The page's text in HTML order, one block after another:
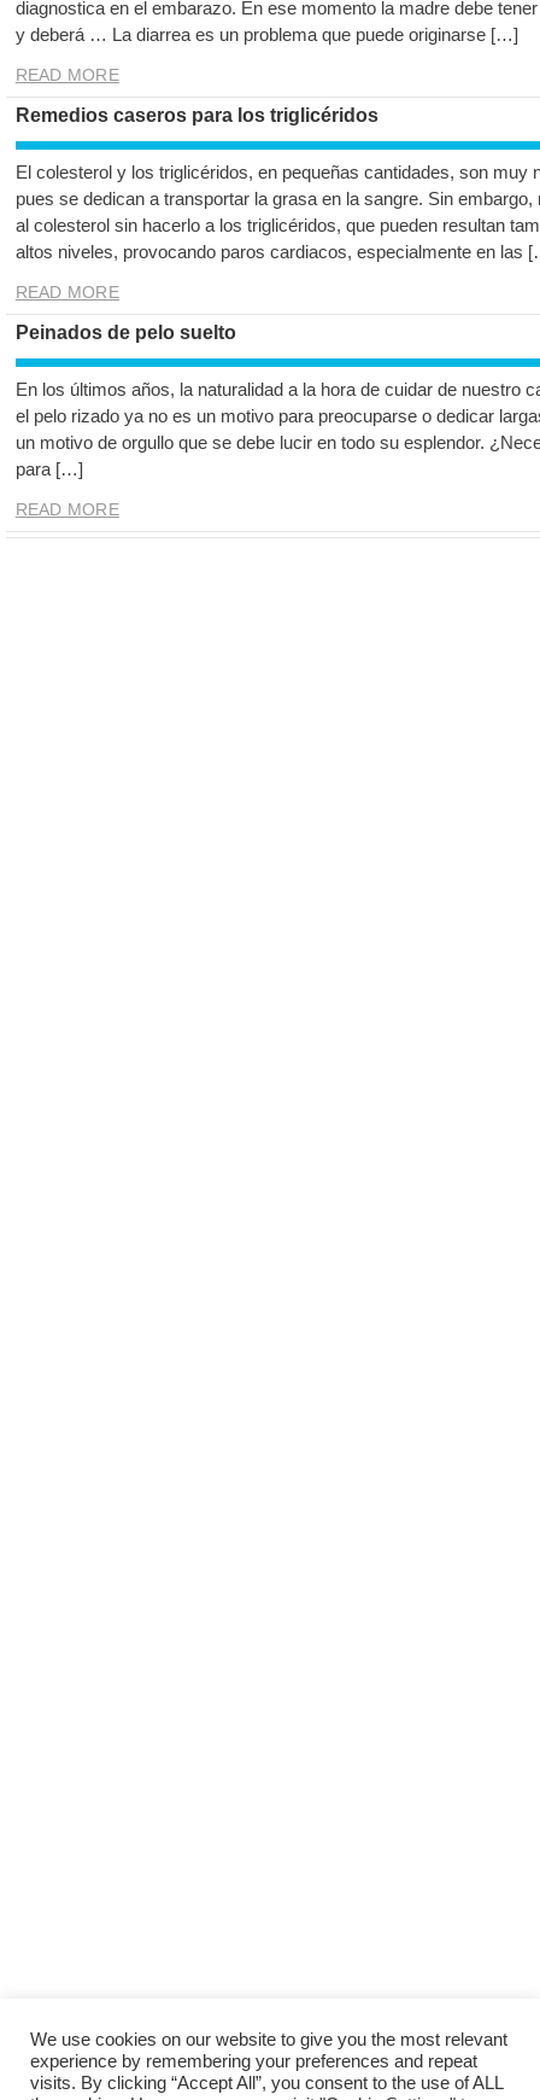
diagnostica en el embarazo. En ese momento la madre debe
y deberá … La diarrea es un problema que puede originarse […]
READ MORE
Remedios caseros para los triglicéridos
El colesterol y los triglicéridos, en pequeñas cantidades, son muy
pues se dedican a transportar la grasa en la sangre. Sin
al colesterol sin hacerlo a los triglicéridos, que pueden resultan
altos niveles, provocando paros cardiacos, especialmente en las
READ MORE
Peinados de pelo suelto
En los últimos años, la naturalidad a la hora de cuidar de nuestro
el pelo rizado ya no es un motivo para preocuparse o dedicar
un motivo de orgullo que se debe lucir en todo su esplendor.
para […]
READ MORE
We use cookies on our website to give you the most relevant
experience by remembering your preferences and repeat
visits. By clicking “Accept All”, you consent to the use of ALL